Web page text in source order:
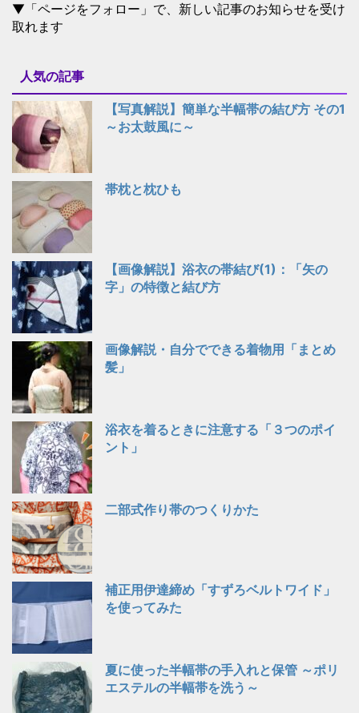
▼「ページをフォロー」で、新しい記事のお知らせを受け
取れます
人気の記事
【写真解説】簡単な半幅帯の結び方 その1
～お太鼓風に～
帯枕と枕ひも
【画像解説】浴衣の帯結び(1)：「矢の
字」の特徴と結び方
画像解説・自分でできる着物用「まとめ
髪」
浴衣を着るときに注意する「３つのポイ
ント」
二部式作り帯のつくりかた
補正用伊達締め「すずろベルトワイド」
を使ってみた
夏に使った半幅帯の手入れと保管 ～ポリ
エステルの半幅帯を洗う～